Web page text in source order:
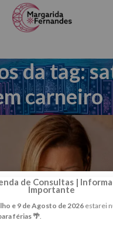
da tag:
carneiro
de Consultas |
Importante
e 9 de Agosto de 2026estarei
férias 🌴.